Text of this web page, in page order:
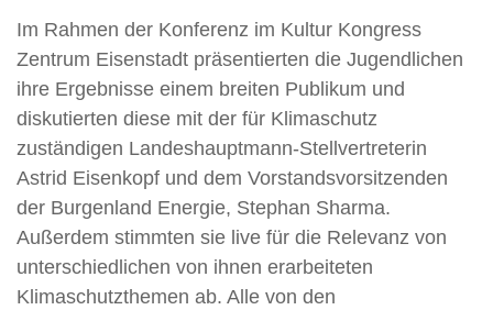
Im Rahmen der Konferenz im Kultur Kongress
Zentrum Eisenstadt präsentierten die Jugendlichen
ihre Ergebnisse einem breiten Publikum und
diskutierten diese mit der für Klimaschutz
zuständigen Landeshauptmann-Stellvertreterin
Astrid Eisenkopf und dem Vorstandsvorsitzenden
der Burgenland Energie, Stephan Sharma.
Außerdem stimmten sie live für die Relevanz von
unterschiedlichen von ihnen erarbeiteten
Klimaschutzthemen ab. Alle von den